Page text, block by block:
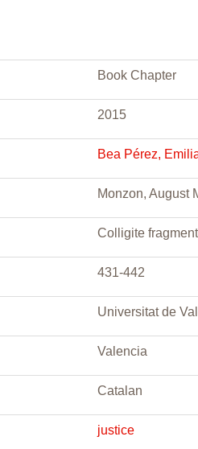
Book Chapter
2015
Bea Pérez,
Monzon, August
Colligite
431-442
Universitat de
Valencia
Catalan
justice